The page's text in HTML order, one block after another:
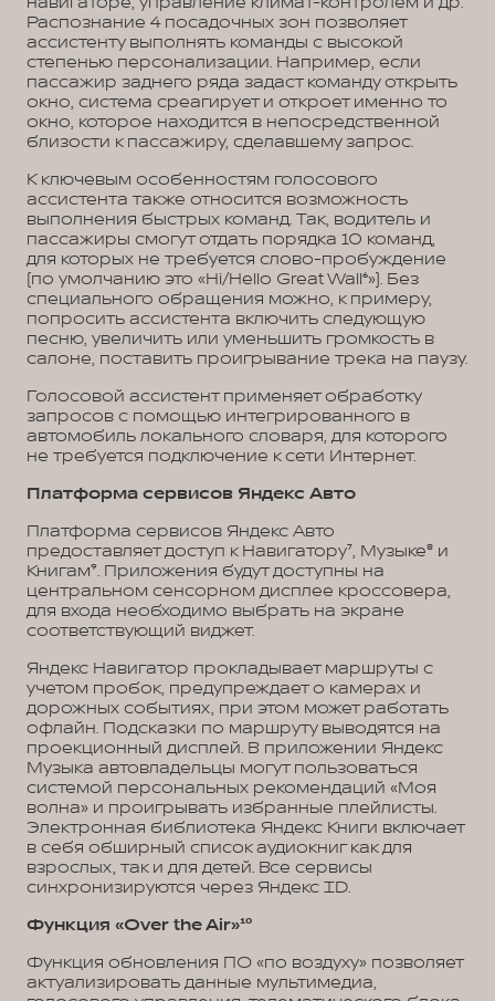
Распознание 4 посадочных зон позволяет
ассистенту выполнять команды с высокой
степенью персонализации. Например, если
пассажир заднего ряда задаст команду открыть
окно, система среагирует и откроет именно то
окно, которое находится в непосредственной
близости к пассажиру, сделавшему запрос.
К ключевым особенностям голосового
ассистента также относится возможность
выполнения быстрых команд. Так, водитель и
пассажиры смогут отдать порядка 10 команд,
для которых не требуется слово-пробуждение
(по умолчанию это «Hi/Hello Great Wall⁶»). Без
специального обращения можно, к примеру,
попросить ассистента включить следующую
песню, увеличить или уменьшить громкость в
салоне, поставить проигрывание трека на паузу.
Голосовой ассистент применяет обработку
запросов с помощью интегрированного в
автомобиль локального словаря, для которого
не требуется подключение к сети Интернет.
Платформа сервисов Яндекс Авто
Платформа сервисов Яндекс Авто
предоставляет доступ к Навигатору⁷, Музыке⁸ и
Книгам⁹. Приложения будут доступны на
центральном сенсорном дисплее кроссовера,
для входа необходимо выбрать на экране
соответствующий виджет.
Яндекс Навигатор прокладывает маршруты с
учетом пробок, предупреждает о камерах и
дорожных событиях, при этом может работать
офлайн. Подсказки по маршруту выводятся на
проекционный дисплей. В приложении Яндекс
Музыка автовладельцы могут пользоваться
системой персональных рекомендаций «Моя
волна» и проигрывать избранные плейлисты.
Электронная библиотека Яндекс Книги включает
в себя обширный список аудиокниг как для
взрослых, так и для детей. Все сервисы
синхронизируются через Яндекс ID.
Функция «Over the Air»¹⁰
Функция обновления ПО «по воздуху» позволяет
актуализировать данные мультимедиа,